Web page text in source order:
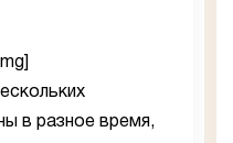
в разное время,